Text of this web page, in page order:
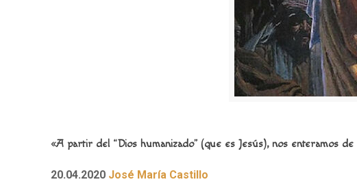
«A partir del “Dios humanizado” (que es Jesús), nos enteramos
20.04.2020 José María Castillo